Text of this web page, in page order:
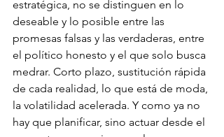
estratégica, no se distinguen en lo
deseable y lo posible entre las
promesas falsas y las verdaderas, entre
el político honesto y el que solo busca
medrar. Corto plazo, sustitución rápida
de cada realidad, lo que está de moda,
la volatilidad acelerada. Y como ya no
hay que planificar, sino actuar desde el